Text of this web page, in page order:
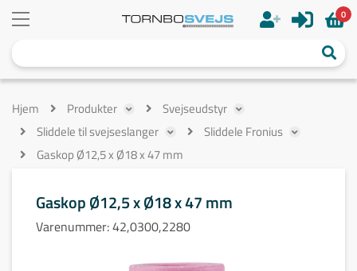
0
Hjem Produkter
Svejseudstyr
Sliddele til svejseslanger
Sliddele Fronius
Gaskop Ø12,5 x Ø18 x 47 mm
Gaskop Ø12,5 x Ø18 x 47 mm
Varenummer:42,0300,2280